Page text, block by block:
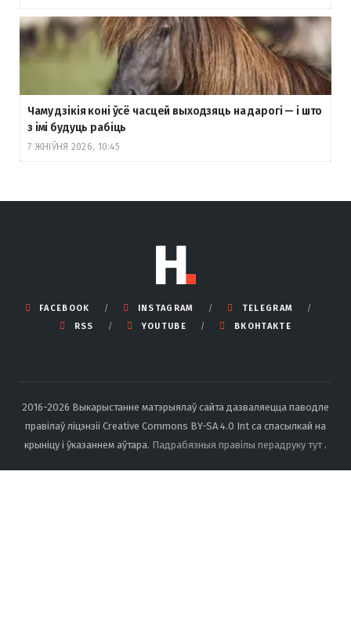
Чаму дзікія коні ўсё часцей выходзяць на дарогі — і што
з імі будуць рабіць
7 ЖНІЎНЯ 2026, 10:45
FACEBOOK INSTAGRAM
TELEGRAM
RSS
YOUTUBE ВКОНТАКТЕ
2016-2026 Выкарыстанне матэрыялаў сайта дазваляецца паводле
правілаў ліцэнзіі Creative Commons BY-SA 4.0 Int са спасылкай на
крыніцу і ўказаннем аўтара. Падрабязныя правілы перадруку тут .